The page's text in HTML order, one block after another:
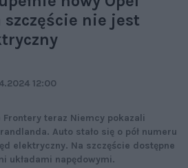
szczęście nie jest
12:00
teraz Niemcy pokazali
Auto stało się o pół numeru
elektryczny. Na szczęście dostępne
układami napędowymi.